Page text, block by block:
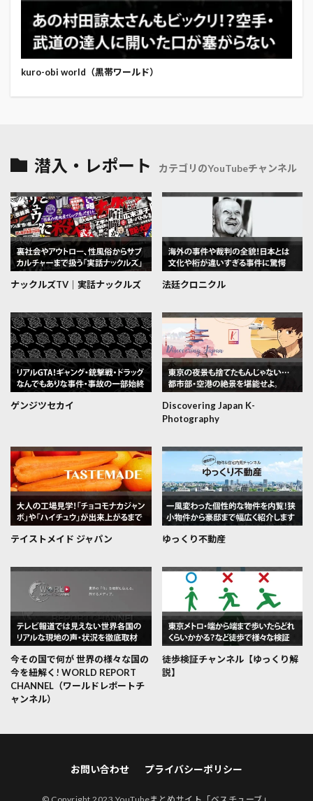
kuro-obi world（黒帯ワールド）
潜入・レポート カテゴリのYouTubeチャンネル
ナックルズTV│実話ナックルズ 法廷クロニクル
ゲンジツセカイ
Discovering Japan K-
Photography
テイストメイド ジャパン ゆっくり不動産
今その国で何が 世界の様々な国の
今を紐解く! WORLD REPORT
CHANNEL（ワールドレポートチ
ャンネル）
徒歩検証チャンネル【ゆっくり解
説】
お問い合わせ プライバシーポリシー